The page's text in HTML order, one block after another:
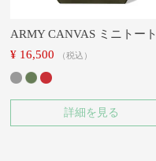
ARMY CANVAS ミニトート
¥ 16,500 税込
詳細を見る